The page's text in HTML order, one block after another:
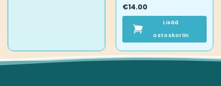
€14.00
Lisää
ostoskoriin